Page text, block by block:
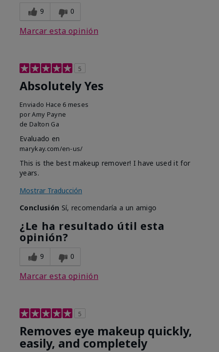
9 0
Marcar esta opinión
5
Absolutely Yes
Enviado Hace 6 meses
porAmy Payne
de Dalton Ga
Evaluado en
marykay.com/en-us/
This is the best makeup remover! I have used it for
years.
Mostrar Traducción
Conclusión Sí, recomendaría a un amigo
¿Le ha resultado útil esta
opinión?
9 0
Marcar esta opinión
5
Removes eye makeup quickly,
easily, and completely